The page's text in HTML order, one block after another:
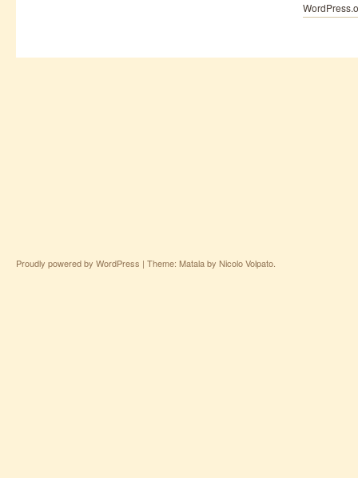
Proudly powered by WordPress | Theme: Matala by Nicolo Volpato.